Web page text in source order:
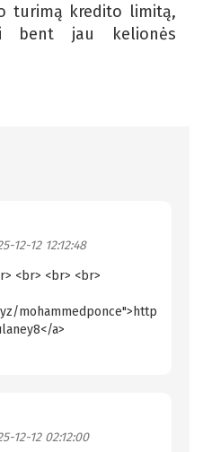
turimą kredito limitą,
bent jau kelionės
12-12 12:12:48
<br> <br> <br>
mohammedponce">http
a>
12-12 02:12:00